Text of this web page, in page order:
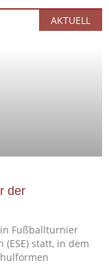
AKTUELL
der
Fußballturnier
(ESE) statt, in dem